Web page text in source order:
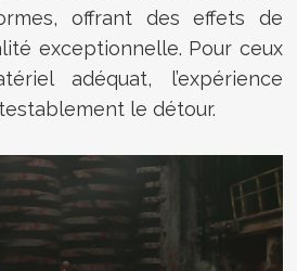
offrant des effets de
exceptionnelle. Pour ceux
adéquat, l’expérience
le détour.